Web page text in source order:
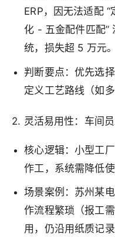
ERP，因无法适配
化 - 五金配件匹配”
统，损失超 5 万元。
判断要点：优先选
定义工艺路线（如
2. 灵活易用性：车间
核心逻辑：小型工
作工，系统需降低
场景案例：苏州某
作流程繁琐（报工
用，仍沿用纸质记